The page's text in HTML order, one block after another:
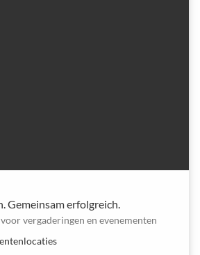
Gemeinsam erfolgreich.
vergaderingen en evenementen